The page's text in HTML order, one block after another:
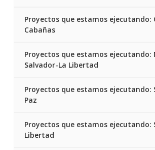
Proyectos que estamos ejecutando:
Cabañas
Proyectos que estamos ejecutando:
Salvador-La Libertad
Proyectos que estamos ejecutando:
Paz
Proyectos que estamos ejecutando:
Libertad